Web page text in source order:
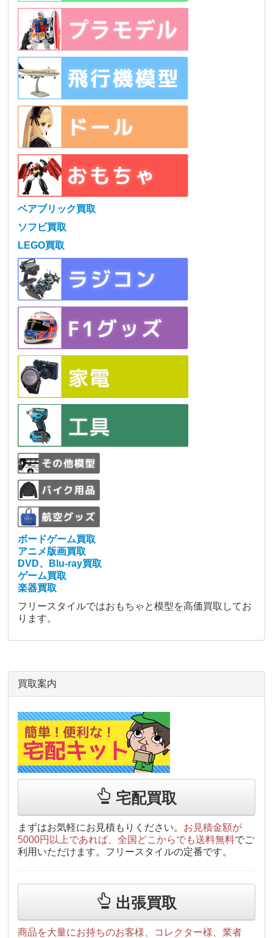
ベアブリック買取
ソフビ買取
LEGO買取
ボードゲーム買取
アニメ版画買取
DVD、Blu-ray買取
ゲーム買取
楽器買取
フリースタイルではおもちゃと模型を高価買取してお
ります。
買取案内
宅配買取
まずはお気軽にお見積もりください。 お見積金額が
5000円以上であれば、全国どこからでも送料無料でご
利用いただけます。フリースタイルの定番です。
出張買取
商品を大量にお持ちのお客様、コレクター様、業者